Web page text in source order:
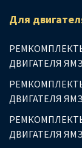
Для
ДВИГАТЕЛЯ ЯМЗ
ДВИГАТЕЛЯ ЯМЗ
ДВИГАТЕЛЯ ЯМЗ